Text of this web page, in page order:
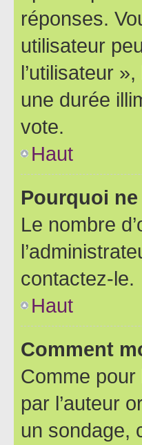
réponses.
utilisateur
l’utilisateur
une durée
vote.
Haut
Pourquoi
Le nombre
contactez-le.
Haut
Comment
Comme
par l’auteur
un sondage,